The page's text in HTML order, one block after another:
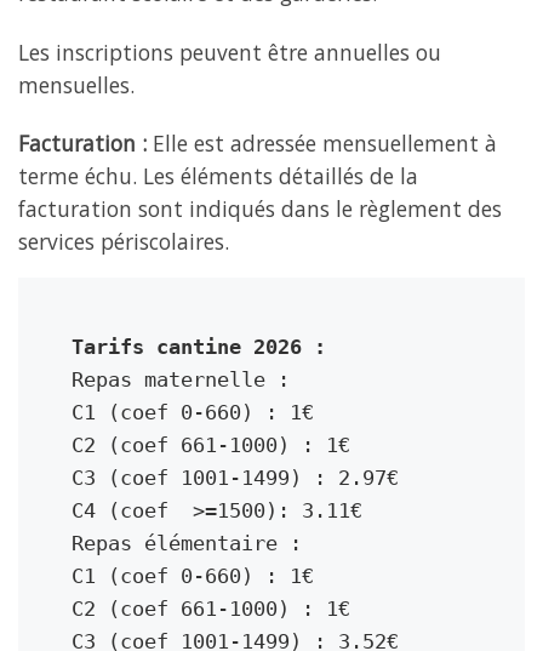
Les inscriptions peuvent être annuelles ou
mensuelles.
Facturation : Elle est adressée mensuellement à
terme échu. Les éléments détaillés de la
facturation sont indiqués dans le règlement des
services périscolaires.
Tarifs cantine 2026 :
Repas maternelle :
C1 (coef 0-660) : 1€
C2 (coef 661-1000) : 1€
C3 (coef 1001-1499) : 2.97€
C4 (coef  >=1500): 3.11€
Repas élémentaire :
C1 (coef 0-660) : 1€
C2 (coef 661-1000) : 1€
C3 (coef 1001-1499) : 3.52€